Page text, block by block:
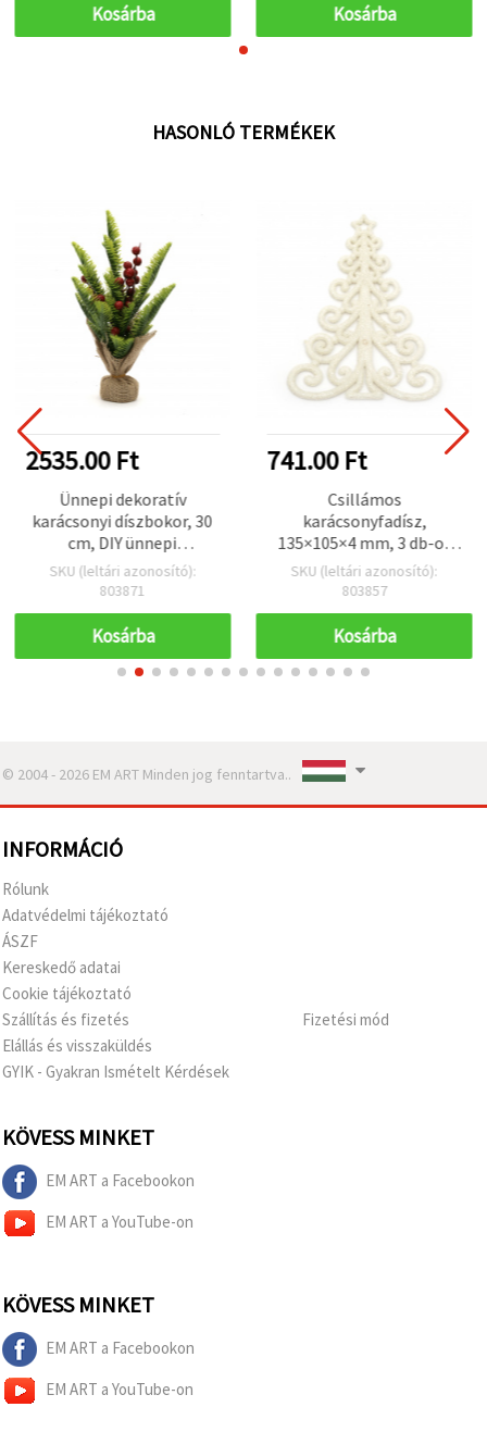
Kosárba Kosárba
HASONLÓ TERMÉKEK
2535.00 Ft
Ünnepi dekoratív
karácsonyi díszbokor, 30
cm, DIY ünnepi
dekorációhoz
SKU (leltári azonosító):
803871
Kosárba
741.00 Ft
Csillámos
karácsonyfadísz,
135×105×4 mm, 3 db-os
készlet
SKU (leltári azonosító):
803857
Kosárba
© 2004 - 2026 EM ART Minden jog fenntartva..
INFORMÁCIÓ
Rólunk
Adatvédelmi tájékoztató
ÁSZF
Kereskedő adatai
Cookie tájékoztató
Szállítás és fizetés
Elállás és visszaküldés
GYIK - Gyakran Ismételt Kérdések
Fizetési mód
KÖVESS MINKET
EM ART a Facebookon
EM ART a YouTube-on
KÖVESS MINKET
EM ART a Facebookon
EM ART a YouTube-on